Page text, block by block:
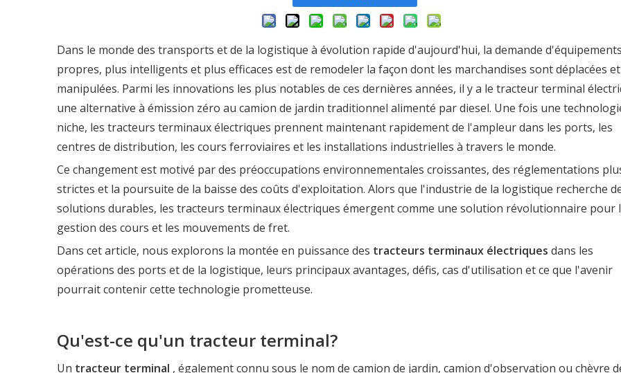
Dans le monde des transports et de la logistique à évolution rapide d'aujourd'hui, la demande
propres, plus intelligents et plus efficaces est de remodeler la façon dont les marchandises sont déplacées et
manipulées. Parmi les innovations les plus notables de ces dernières années, il y a le tracteur terminal
une alternative à émission zéro au camion de jardin traditionnel alimenté par diesel. Une fois une
niche, les tracteurs terminaux électriques prennent maintenant rapidement de l'ampleur dans les ports, les
centres de distribution, les cours ferroviaires et les installations industrielles à travers le monde.
Ce changement est motivé par des préoccupations environnementales croissantes, des réglementations
strictes et la poursuite de la baisse des coûts d'exploitation. Alors que l'industrie de la logistique recherche
solutions durables, les tracteurs terminaux électriques émergent comme une solution révolutionnaire pour
gestion des cours et les mouvements de fret.
Dans cet article, nous explorons la montée en puissance des tracteurs terminaux électriques dans les
opérations des ports et de la logistique, leurs principaux avantages, défis, cas d'utilisation et ce que l'avenir
pourrait contenir cette technologie prometteuse.
Qu'est-ce qu'un tracteur terminal?
Un tracteur terminal , également connu sous le nom de camion de jardin, camion d'observation ou chèvre